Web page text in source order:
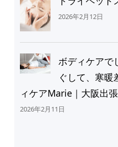
2026年2月12日
ボディケアで
ぐして、寒暖
ィケアMarie｜大阪出
2026年2月11日